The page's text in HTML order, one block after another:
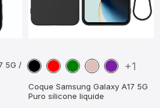
5G /
NoirRouge
VertOr Violet
+1
Coque Samsung Galaxy A17 5G
Puro silicone liquide